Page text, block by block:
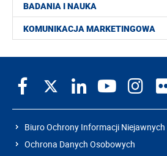
BADANIA I NAUKA
KOMUNIKACJA MARKETINGOWA
Biuro Ochrony Informacji
Ochrona Danych Osobowych